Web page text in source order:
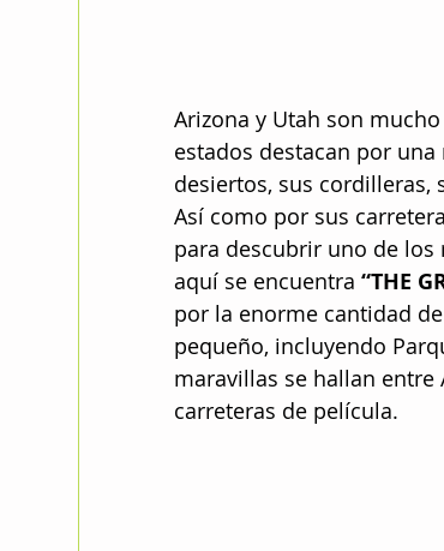
Arizona y Utah son
estados destacan por
desiertos, sus cordilleras,
Así como por sus
para descubrir uno de los
aquí se encuentra “THE
por la enorme cantidad
pequeño, incluyendo
maravillas se hallan entre
carreteras de película.